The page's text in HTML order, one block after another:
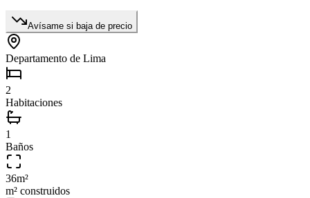
Avísame si baja de precio
Departamento de Lima
2
Habitaciones
1
Baños
36m²
m² construidos